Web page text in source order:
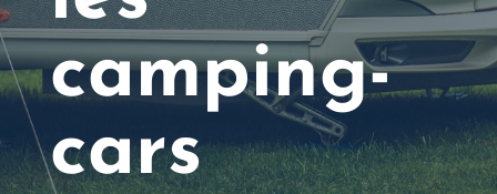
camping-
cars